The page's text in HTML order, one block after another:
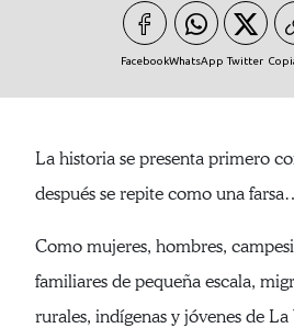
FacebookWhatsApp Twitter
La historia se presenta primero
después se repite como una
Como mujeres, hombres,
familiares de pequeña escala,
rurales, indígenas y jóvenes de